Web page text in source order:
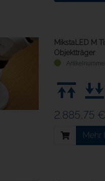
MikstaLED M
Objektträger
2.885,75 €
Mehr